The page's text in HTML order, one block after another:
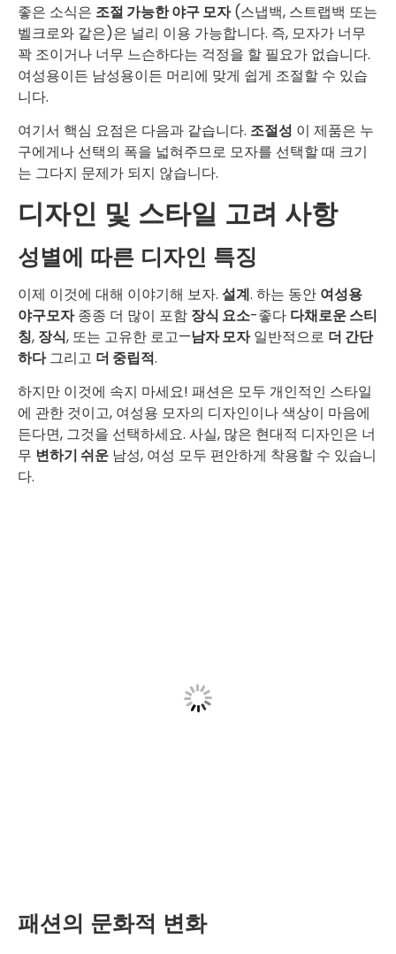
좋은 소식은 조절 가능한 야구 모자(스냅백, 스트랩백 또는
벨크로와 같은)은 널리 이용 가능합니다. 즉, 모자가 너무
꽉 조이거나 너무 느슨하다는 걱정을 할 필요가 없습니다.
여성용이든 남성용이든 머리에 맞게 쉽게 조절할 수 있습
니다.
여기서 핵심 요점은 다음과 같습니다. 조절성 이 제품은 누
구에게나 선택의 폭을 넓혀주므로 모자를 선택할 때 크기
는 그다지 문제가 되지 않습니다.
디자인 및 스타일 고려 사항
성별에 따른 디자인 특징
이제 이것에 대해 이야기해 보자. 설계. 하는 동안 여성용
야구모자종종 더 많이 포함 장식 요소-좋다 다채로운 스티
칭, 장식, 또는 고유한 로고—남자 모자일반적으로 더 간단
하다그리고 더 중립적.
하지만 이것에 속지 마세요! 패션은 모두 개인적인 스타일
에 관한 것이고, 여성용 모자의 디자인이나 색상이 마음에
든다면, 그것을 선택하세요. 사실, 많은 현대적 디자인은 너
무 변하기 쉬운 남성, 여성 모두 편안하게 착용할 수 있습니
다.
패션의 문화적 변화